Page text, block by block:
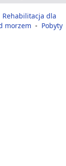
Rehabilitacja dla
morzem - Pobyty